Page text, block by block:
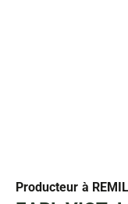
Producteur à